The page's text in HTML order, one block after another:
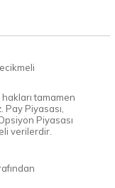
tamamen
Piyasası,
Piyasası
verilerdir.